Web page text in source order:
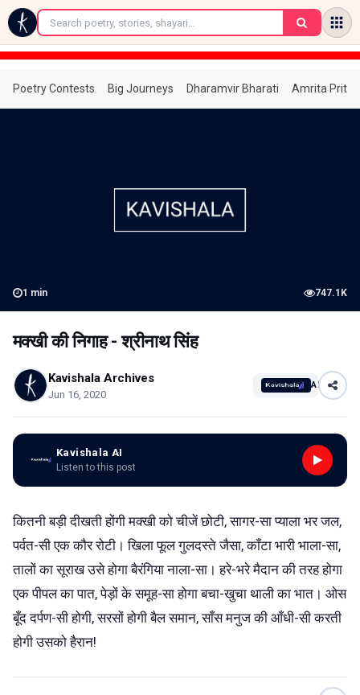
←
Poetry Contests Big Journeys Dharamvir Bharati Amrita
1 min 747.1K
मक्खी की निगाह - श्रीनाथ सिंह
Kavishala Archives
Jun 16, 2020
AI
Kavishala AI
Listen to this post
कितनी बड़ी दीखती होंगी मक्खी को चीजें छोटी, सागर-सा प्याला भर जल,
पर्वत-सी एक कौर रोटी। खिला फूल गुलदस्ते जैसा, काँटा भारी भाला-सा,
तालों का सूराख उसे होगा बैरंगिया नाला-सा। हरे-भरे मैदान की तरह होगा
एक पीपल का पात, पेड़ों के समूह-सा होगा बचा-खुचा थाली का भात। ओस
बूँद दर्पण-सी होगी, सरसों होगी बैल समान, साँस मनुज की आँधी-सी करती
होगी उसको हैरान!